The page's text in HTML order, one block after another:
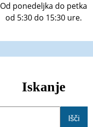
Od ponedeljka do petka
od 5:30 do 15:30 ure.
Iskanje
Išči